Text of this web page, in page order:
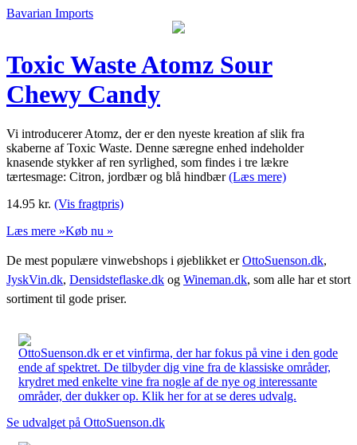
Bavarian Imports
Toxic Waste Atomz Sour
Chewy Candy
Vi introducerer Atomz, der er den nyeste kreation af slik fra
skaberne af Toxic Waste. Denne særegne enhed indeholder
knasende stykker af ren syrlighed, som findes i tre lækre
tærtesmage: Citron, jordbær og blå hindbær(Læs mere)
14.95 kr. (Vis fragtpris)
Læs mere »Køb nu »
De mest populære vinwebshops i øjeblikket erOttoSuenson.dk,
JyskVin.dk, Densidsteflaske.dk og Wineman.dk, som alle har et stort
sortiment til gode priser.
OttoSuenson.dk er et vinfirma, der har fokus på vine i den gode
ende af spektret. De tilbyder dig vine fra de klassiske områder,
krydret med enkelte vine fra nogle af de nye og interessante
områder, der dukker op. Klik her for at se deres udvalg.
Se udvalget på OttoSuenson.dk